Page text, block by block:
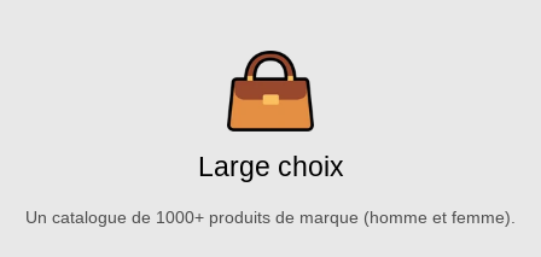
Large choix
Un catalogue de 1000+ produits de marque (homme et femme).